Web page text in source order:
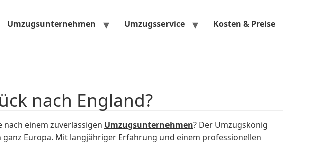
Umzugsunternehmen Umzugsservice Kosten & Preise
nach England?
einem zuverlässigen Umzugsunternehmen? Der Umzugskönig
Europa. Mit langjähriger Erfahrung und einem professionellen